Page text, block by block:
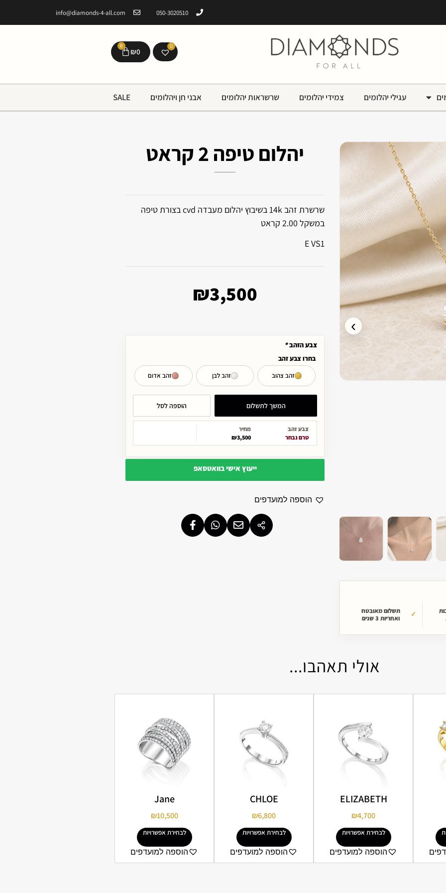
050-3020510
info@diamonds-4-all.com
0
₪0
0
עגילי יהלומים צמידי יהלומים שרשראות יהלומים אבני חן ויהלומים SALE
›
תשלום מאובטח
ואחריות 3 שנים
יהלום טיפה 2 קראט
שרשרת זהב 14k בשיבוץ יהלום מעבדה cvd בצורת טיפה
במשקל 2.00 קראט
E VS1
₪3,500
צבע הזהב*
בחרו צבע זהב
זהב צהוב זהב לבן זהב אדום
צבע זהב
טרם נבחר
מחיר
₪3,500
המשך לתשלום הוספה לסל
ייעוץ אישי בוואטסאפ
הוספה למועדפים
אולי תאהבו...
ELIZABETH
₪4,700
לבחירת אפשרויות
הוספה למועדפים
CHLOE
₪6,800
לבחירת אפשרויות
הוספה למועדפים
Jane
₪10,500
לבחירת אפשרויות
הוספה למועדפים